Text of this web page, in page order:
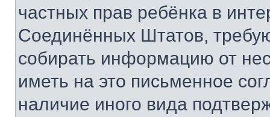
частных прав ребёнка в
Соединённых Штатов,
собирать информацию от
иметь на это письменное
наличие иного вида